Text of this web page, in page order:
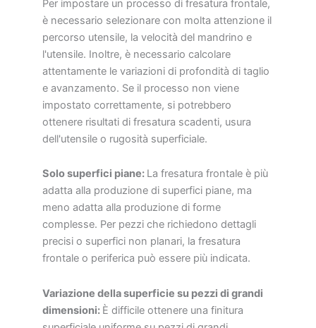
Per impostare un processo di fresatura frontale,
è necessario selezionare con molta attenzione il
percorso utensile, la velocità del mandrino e
l'utensile. Inoltre, è necessario calcolare
attentamente le variazioni di profondità di taglio
e avanzamento. Se il processo non viene
impostato correttamente, si potrebbero
ottenere risultati di fresatura scadenti, usura
dell'utensile o rugosità superficiale.
Solo superfici piane: La fresatura frontale è più
adatta alla produzione di superfici piane, ma
meno adatta alla produzione di forme
complesse. Per pezzi che richiedono dettagli
precisi o superfici non planari, la fresatura
frontale o periferica può essere più indicata.
Variazione della superficie su pezzi di grandi
dimensioni: È difficile ottenere una finitura